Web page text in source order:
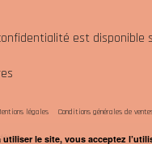
est disponible
légales Conditions générales de
le site, vous acceptez